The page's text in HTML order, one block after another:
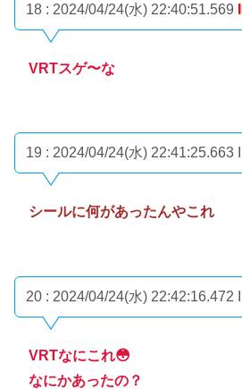
18 : 2024/04/24(水) 22:40:51.569
VRTスゲ〜な
19 : 2024/04/24(水) 22:41:25.663
シールに何があったんやこれ
20 : 2024/04/24(水) 22:42:16.472
VRTなにこれ😳
なにかあったの？